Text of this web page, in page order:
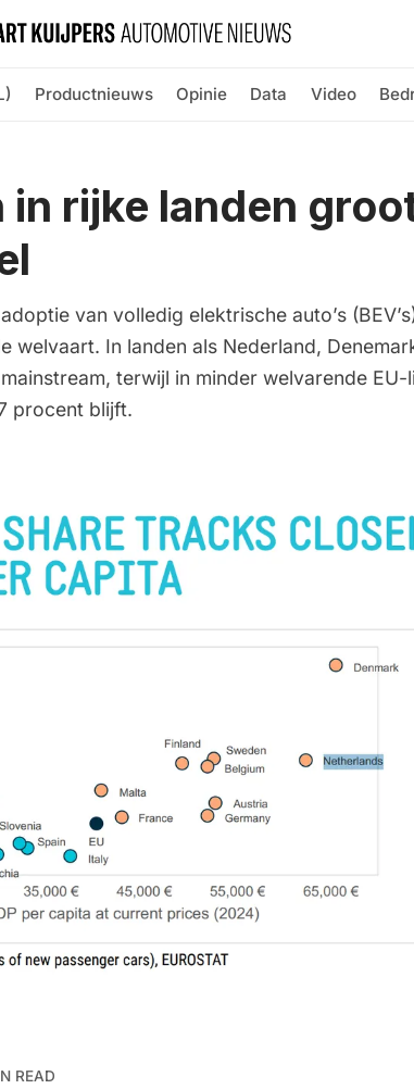
Productnieuws Opinie Data Video
in rijke landen
van volledig elektrische auto’s
welvaart. In landen als Nederland,
mainstream, terwijl in minder welvarende EU-
procent blijft.
READ